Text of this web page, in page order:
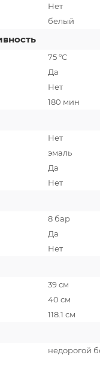
Нет
белый
75 °C
Да
Нет
180 мин
Нет
эмаль
Да
Нет
8 бар
Да
Нет
39 см
40 см
118.1 см
недорогой